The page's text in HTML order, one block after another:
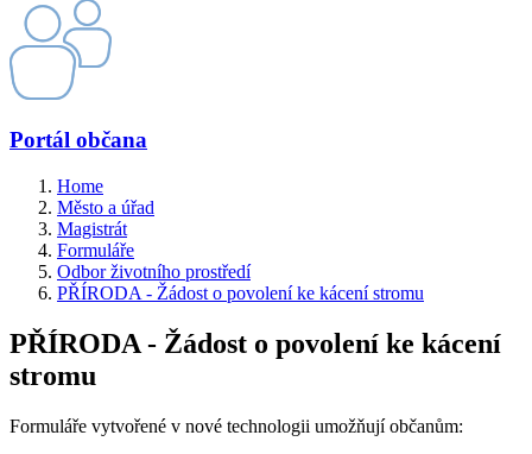
Portál občana
Home
Město a úřad
Magistrát
Formuláře
Odbor životního prostředí
PŘÍRODA - Žádost o povolení ke kácení stromu
PŘÍRODA - Žádost o povolení ke kácení
stromu
Formuláře vytvořené v nové technologii umožňují občanům: